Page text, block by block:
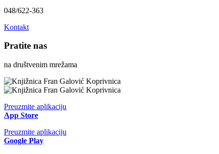
048/622-363
Kontakt
Pratite nas
na društvenim mrežama
Preuzmite aplikaciju
App Store
Preuzmite aplikaciju
Google Play